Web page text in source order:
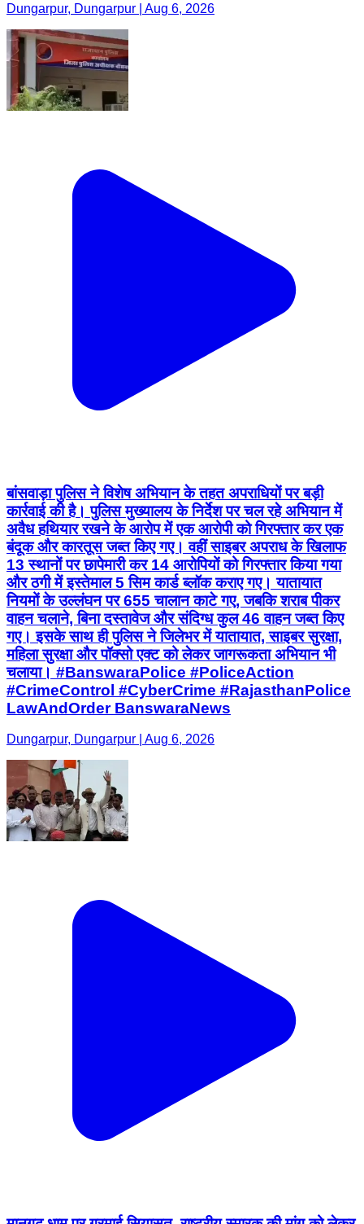
Dungarpur, Dungarpur | Aug 6, 2026
बांसवाड़ा पुलिस ने विशेष अभियान के तहत अपराधियों पर बड़ी
कार्रवाई की है। पुलिस मुख्यालय के निर्देश पर चल रहे अभियान में
अवैध हथियार रखने के आरोप में एक आरोपी को गिरफ्तार कर एक
बंदूक और कारतूस जब्त किए गए। वहीं साइबर अपराध के खिलाफ
13 स्थानों पर छापेमारी कर 14 आरोपियों को गिरफ्तार किया गया
और ठगी में इस्तेमाल 5 सिम कार्ड ब्लॉक कराए गए। यातायात
नियमों के उल्लंघन पर 655 चालान काटे गए, जबकि शराब पीकर
वाहन चलाने, बिना दस्तावेज और संदिग्ध कुल 46 वाहन जब्त किए
गए। इसके साथ ही पुलिस ने जिलेभर में यातायात, साइबर सुरक्षा,
महिला सुरक्षा और पॉक्सो एक्ट को लेकर जागरूकता अभियान भी
चलाया। #BanswaraPolice #PoliceAction
#CrimeControl #CyberCrime #RajasthanPolice
LawAndOrder BanswaraNews
Dungarpur, Dungarpur | Aug 6, 2026